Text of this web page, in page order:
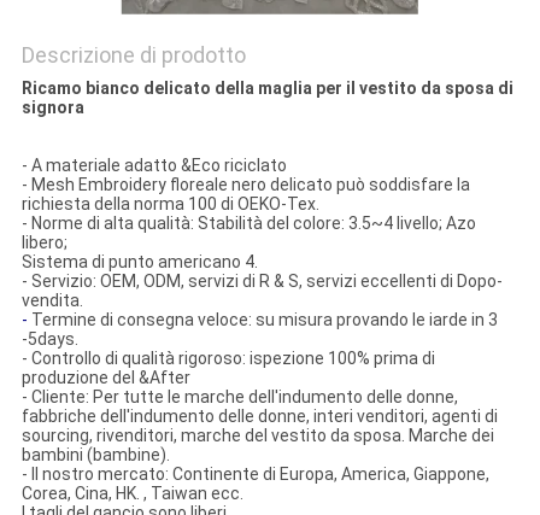
Descrizione di prodotto
Ricamo bianco delicato della maglia per il vestito da sposa di
signora
- A materiale adatto &Eco riciclato
- Mesh Embroidery floreale nero delicato può soddisfare la
richiesta della norma 100 di OEKO-Tex.
- Norme di alta qualità: Stabilità del colore: 3.5~4 livello; Azo
libero;
Sistema di punto americano 4.
- Servizio: OEM, ODM, servizi di R & S, servizi eccellenti di Dopo-
vendita.
- Termine di consegna veloce: su misura provando le iarde in 3
-5days.
- Controllo di qualità rigoroso: ispezione 100% prima di
produzione del &After
- Cliente: Per tutte le marche dell'indumento delle donne,
fabbriche dell'indumento delle donne, interi venditori, agenti di
sourcing, rivenditori, marche del vestito da sposa. Marche dei
bambini (bambine).
- Il nostro mercato: Continente di Europa, America, Giappone,
Corea, Cina, HK. , Taiwan ecc.